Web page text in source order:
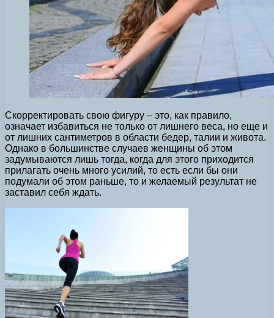
Скорректировать свою фигуру – это, как правило,
означает избавиться не только от лишнего веса, но еще и
от лишних сантиметров в области бедер, талии и живота.
Однако в большинстве случаев женщины об этом
задумываются лишь тогда, когда для этого приходится
прилагать очень много усилий, то есть если бы они
подумали об этом раньше, то и желаемый результат не
заставил себя ждать.